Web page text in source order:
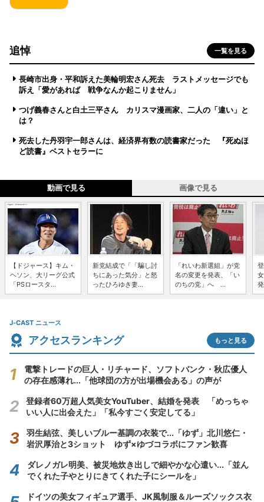
追悼 一覧を見る
長崎市出身・平和訴えた美輪明宏さん死去 ラストメッセージでも
訴え「愛があれば 戦争なんか起こりません」
つげ義春さんと白土三平さん カリスマ漫画家、二人の「違い」と
は？
死去した丹羽宇一郎さんは、経済界有数の読書家だった 『死ぬほ
ど読書』ベストセラーに
動画で見る 画像で見る
【ドジャース】キム・
ヘソン、大リーグ公式
「PSロースタ...
新党結成で「「騙し討
ちにあった気分」と怒
ったひろゆき妻...
「れいわ新選組」が党
名の変更を発表、「い
のちの党」へ ...
J-CAST ニュース
アクセスランキング もっと見る
電撃トレードの巨人・リチャード、ソフトバンク・秋広優人
の存在感薄れ...「他球団の方が出場機会ある」の声が
登録者60万超人気美女YouTuber、結婚を発表 「めっちゃ
いい人に出会えた」「私今すごく安定してる」
羽生結弦、美しいブルー基調の衣装で...「ゆず」北川悠仁・
岩沢厚治と3ショット ゆず×ゆづコラボにファン歓喜
ダレノガレ明美、被災地炊き出しで細やかな心遣い...「並ん
でくれた子やとりにきてくれた子にシールを」
ドイツの美女フィギュア選手、JK風制服＆ルーズソックス衣